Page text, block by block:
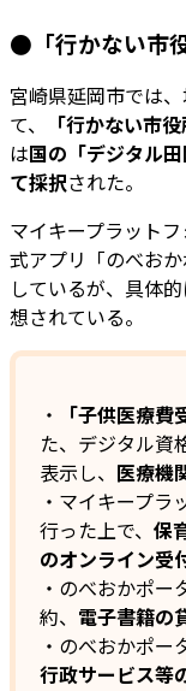
●「行かない市
宮崎県延岡市では
て、
「行かない市
は国の「デジタル
て採択された。
マイキープラット
式アプリ「のべお
しているが、具体
想されている。
・ 「子供医療
た、デジタル資
表示し、 医療機
・マイキープラ
行った上で、 保
のオンライン受
・のべおかポ
約、 電子書籍の
・のべおかポー
行政サービス等